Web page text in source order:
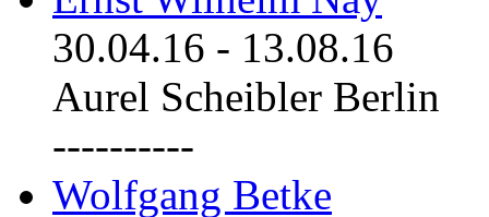
30.04.16 - 13.08.16
Aurel Scheibler Berlin
----------
Wolfgang Betke